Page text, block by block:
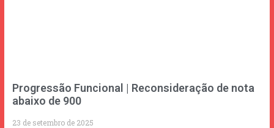
Progressão Funcional | Reconsideração de nota
abaixo de 900
23 de setembro de 2025